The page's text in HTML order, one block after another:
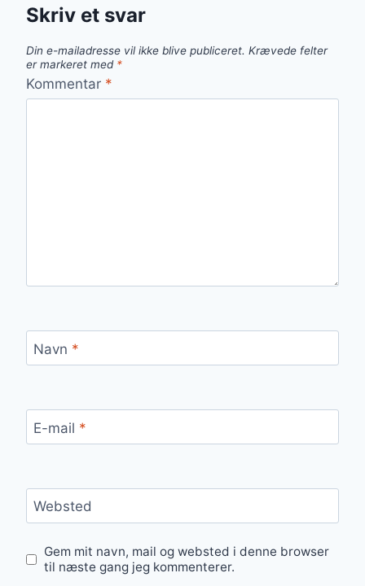
Skriv et svar
Din e-mailadresse vil ikke blive publiceret. Krævede felter
er markeret med *
Kommentar *
Navn *
E-mail *
Websted
Gem mit navn, mail og websted i denne browser
til næste gang jeg kommenterer.